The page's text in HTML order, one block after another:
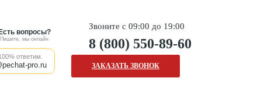
Есть вопросы?
Пишите, мы онлайн
ответим.
pro.ru
Звоните с 09:00 до 19:00
8 (800) 550-89-60
ЗАКАЗАТЬ ЗВОНОК